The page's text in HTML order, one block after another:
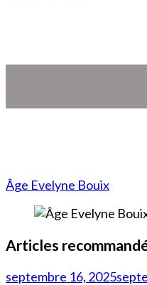
Âge Evelyne Bouix
Articles
septembre 16, 2025